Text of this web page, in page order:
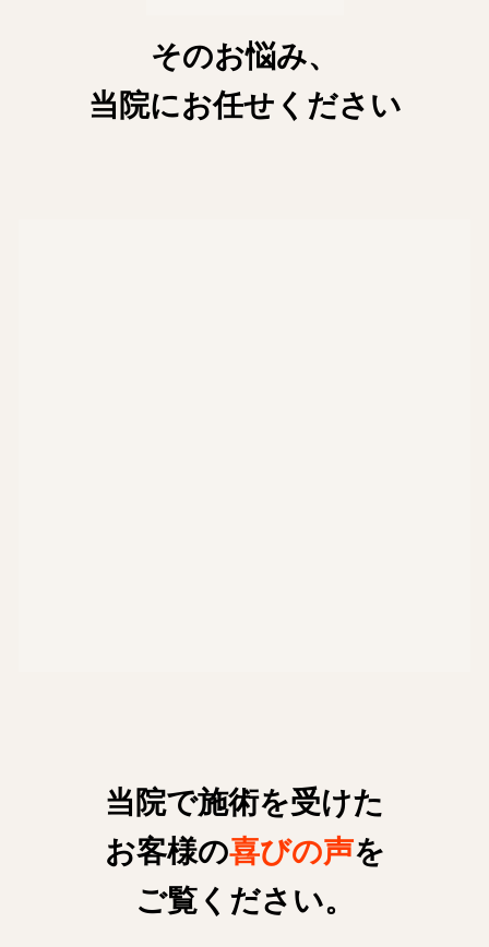
そのお悩み、
当院にお任せください
当院で施術を受けた
お客様の喜びの声を
ご覧ください。